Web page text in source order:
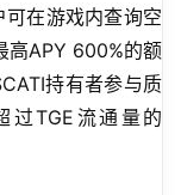
在游戏内查询空
高APY 600%的额
持有者参与质
过TGE流通量的